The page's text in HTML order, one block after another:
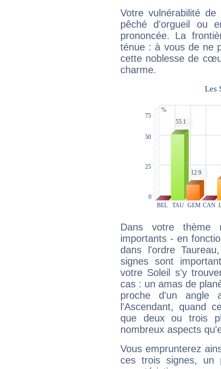
Votre vulnérabilité
pêché d'orgueil ou
prononcée. La
ténue : à vous de ne
cette noblesse de
charme.
Dans votre thème
importants - en
dans l'ordre
signes sont
votre Soleil s'y
cas : un amas de
proche d'un
l'Ascendant, quand
que deux ou trois
nombreux aspects
Vous emprunterez
ces trois signes, un